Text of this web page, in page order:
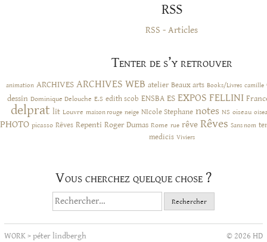
RSS
RSS - Articles
Tenter de s’y retrouver
animation ARCHIVES ARCHIVES WEB atelier Beaux arts Books/Livres camille
dessin Dominique Delouche E.S edith scob ENSBA ES EXPOS FELLINI
delprat lit Louvre maison rouge neige NIcole Stephane notes NS oiseau
PHOTO picasso Rêves Repenti Roger Dumas Rome rue rêve Rêves Sans nom
medicis Viviers
Vous cherchez quelque chose ?
Rechercher :
WORK>péter lindbergh © 2026 HD